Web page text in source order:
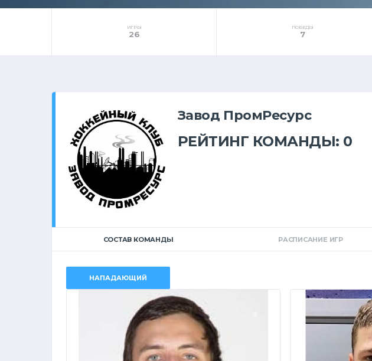
ИГРЫ
26
ПОБЕДЫ
7
Завод ПромРесурс
РЕЙТИНГ КОМАНДЫ: 0
СОСТАВ КОМАНДЫ РАСПИСАНИЕ ИГР
НАПАДАЮЩИЙ